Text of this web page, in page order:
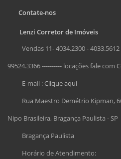
Contate-nos
Lenzi Corretor de Imóveis
Vendas 11- 4034.2300 -
99524.3366 ---------- locações fale com
E-mail :Clique aqui
Rua Maestro Demétrio Kipman,
Nipo Brasileira, Bragança Paulista - SP
Bragança Paulista
Horário de Atendimento: